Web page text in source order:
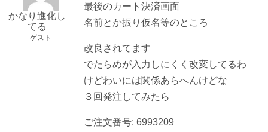
かなり進化し
てる
ゲスト
最後のカート決済画面
名前とか振り仮名等のところ
改良されてます
でたらめが入力しにくく改変してるわ
けどわいには関係あらへんけどな
３回発注してみたら
ご注文番号: 6993209